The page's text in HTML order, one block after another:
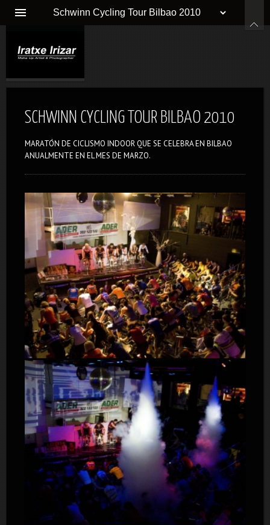
SCHWINN CYCLING TOUR BILBAO 2010
MARATÓN DE CICLISMO INDOOR QUE SE CELEBRA EN BILBAO
ANUALMENTE EN EL MES DE MARZO.